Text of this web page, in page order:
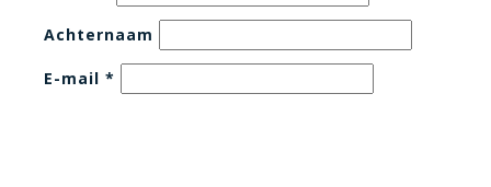
Achternaam
E-mail *